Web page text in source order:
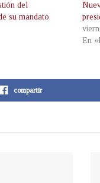
del
su mandato
En
compartir